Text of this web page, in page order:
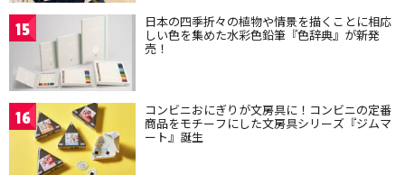
15 日本の四季折々の植物や情景を描くことに相応
しい色を集めた水彩色鉛筆『色辞典』が新発
売！
16 コンビニおにぎりが文房具に！コンビニの定番
商品をモチーフにした文房具シリーズ『ジムマ
ート』誕生